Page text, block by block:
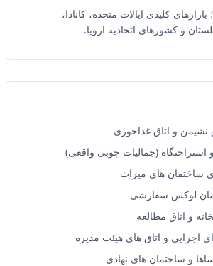
بازارهای کلیدی ایالات متحده، کانادا،
و کشورهای اتحادیه اروپا.
نشیمن و اتاق غذاخوری
(جمالیات چوبی واقعی)
ساختمان های میراث
لوکس سفارشی
و اتاق مطالعه
اجرایی و اتاق های هیئت مدیره
و ساختمان های نهادی